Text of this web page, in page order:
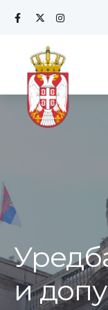
Skip
content
и
Search